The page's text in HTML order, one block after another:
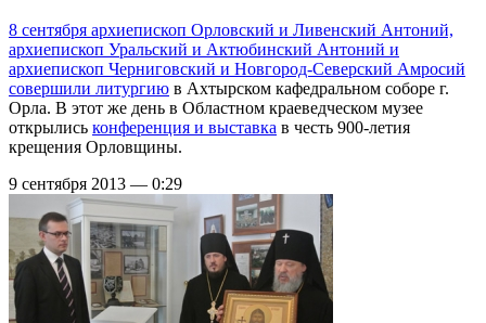
8 сентября архиепископ Орловский и Ливенский Антоний,
архиепископ Уральский и Актюбинский Антоний и
архиепископ Черниговский и Новгород-Северский Амросий
совершили литургию в Ахтырском кафедральном соборе г.
Орла. В этот же день в Областном краеведческом музее
открылись конференция и выставка в честь 900-летия
крещения Орловщины.
9 сентября 2013 — 0:29